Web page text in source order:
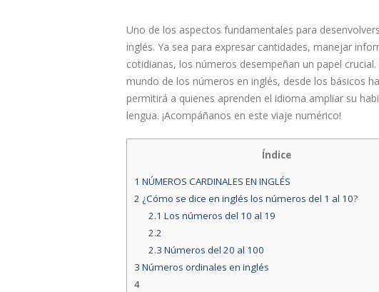
Uno de los aspectos fundamentales para
inglés. Ya sea para expresar cantidades, manejar
cotidianas, los números desempeñan un papel
mundo de los números en inglés, desde los básicos
permitirá a quienes aprenden el idioma ampliar su
lengua. ¡Acompáñanos en este viaje numérico!
Índice
1 NÚMEROS CARDINALES EN INGLÉS
2 ¿Cómo se dice en inglés los números del 1 al 10?
2.1 Los números del 10 al 19
2.2
2.3 Números del 20 al 100
3 Números ordinales en inglés
4